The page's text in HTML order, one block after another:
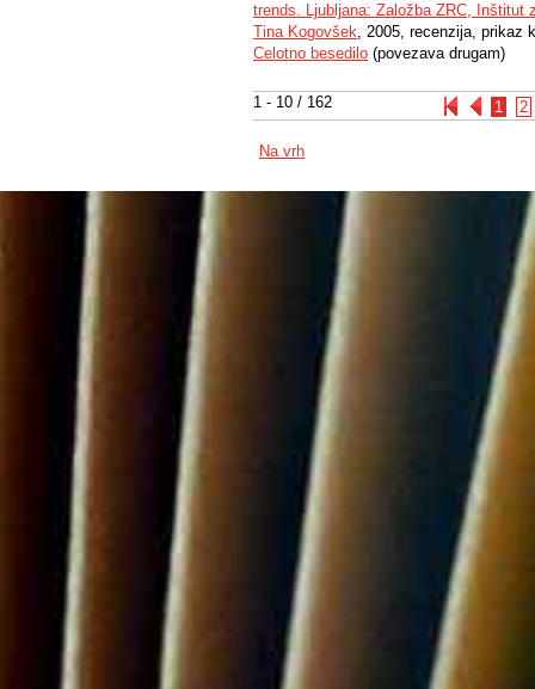
1 - 10 / 162 1 2
trends. Ljubljana: Založba ZRC, Inštitut
Tina Kogovšek, 2005, recenzija, prikaz
Celotno besedilo (povezava drugam)
Na vrh